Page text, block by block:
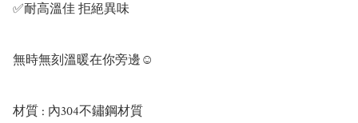
✅耐高溫佳 拒絕異味
無時無刻溫暖在你旁邊☺️
材質 : 內304不鏽鋼材質